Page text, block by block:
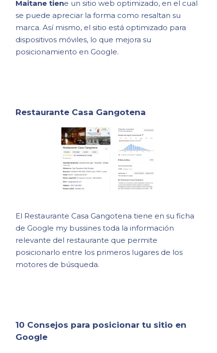
Maitane tiene un sitio web optimizado, en el cual
se puede apreciar la forma como resaltan su
marca. Así mismo, el sitio está optimizado para
dispositivos móviles, lo que mejora su
posicionamiento en Google.
Restaurante Casa Gangotena
El Restaurante Casa Gangotena tiene en su ficha
de Google my bussines toda la información
relevante del restaurante que permite
posicionarlo entre los primeros lugares de los
motores de búsqueda.
10 Consejos para posicionar tu sitio en
Google